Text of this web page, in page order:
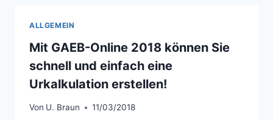
ALLGEMEIN
Mit GAEB-Online 2018 können Sie
schnell und einfach eine
Urkalkulation erstellen!
Von U. Braun 11/03/2018